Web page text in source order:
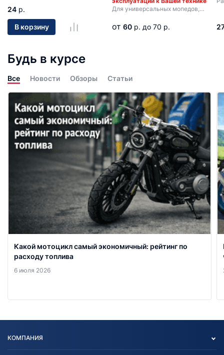
24 р.
В корзину
Для универсальных мопедов,
от 60 р. до 70 р.
Будь в курсе
Все Новости Обзоры Статьи
Какой мотоцикл самый экономичный: рейтинг по
расходу топлива
6 июля 2026
КОМПАНИЯ